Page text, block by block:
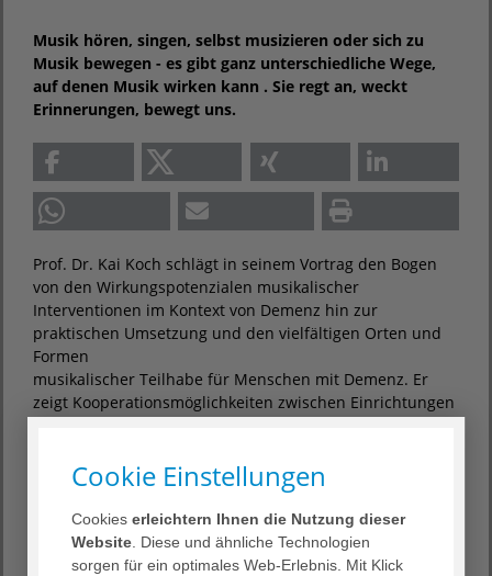
Musik hören, singen, selbst musizieren oder sich zu
Musik bewegen - es gibt ganz unterschiedliche Wege,
auf denen Musik wirken kann . Sie regt an, weckt
Erinnerungen, bewegt uns.
Prof. Dr. Kai Koch schlägt in seinem Vortrag den Bogen
von den Wirkungspotenzialen musikalischer
Interventionen im Kontext von Demenz hin zur
praktischen Umsetzung und den vielfältigen Orten und
Formen
musikalischer Teilhabe für Menschen mit Demenz. Er
zeigt Kooperationsmöglichkeiten zwischen Einrichtungen
Musik
verankert werden kann, um zur kulturellen Teilhabe von
Menschen mit Demenz beizutragen.
Referent:
Cookie Einstellungen
Cookieserleichtern Ihnen die Nutzung dieser
Website . Diese und ähnliche Technologien
sorgen für ein optimales Web-Erlebnis. Mit Klick